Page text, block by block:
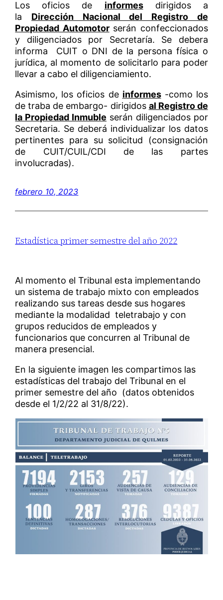
Los oficios de informesdirigidos a
la Dirección Nacional del Registro de
Propiedad Automotorserán confeccionados
y diligenciados por Secretaría. Se debera
informa CUIT o DNI de la persona física o
jurídica, al momento de solicitarlo para poder
llevar a cabo el diligenciamiento.
Asimismo, los oficios de informes-como los
de traba de embargo- dirigidos al Registro de
la Propiedad Inmuble serán diligenciados por
Secretaria. Se deberá individualizar los datos
pertinentes para su solicitud (consignación
de CUIT/CUIL/CDI de las partes
involucradas).
febrero 10, 2023
Estadística primer semestre del año 2022
Al momento el Tribunal esta implementando
un sistema de trabajo mixto con empleados
realizando sus tareas desde sus hogares
mediante la modalidad teletrabajo y con
grupos reducidos de empleados y
funcionarios que concurren al Tribunal de
manera presencial.
En la siguiente imagen les compartimos las
estadísticas del trabajo del Tribunal en el
primer semestre del año (datos obtenidos
desde el 1/2/22 al 31/8/22).